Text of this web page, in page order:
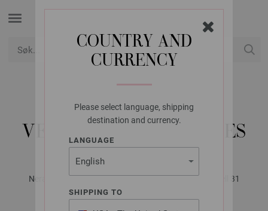
COUNTRY AND
CURRENCY
Please select language, shipping
destination and currency.
LANGUAGE
SHIPPING TO
LANA GROSSA
VESKE FILO PAILLETTES
Nera No. 2 - Magazine (DE) + Oppskrifter (NO) | Modell 31